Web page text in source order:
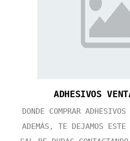
ADHESIVOS
DONDE COMPRAR
ADEMÁS, TE DEJAMOS ESTE